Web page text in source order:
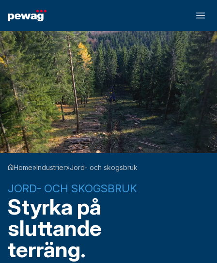
Home»Industrier»Jord- och skogsbruk
JORD- OCH SKOGSBRUK
Styrka på
sluttande
terräng.